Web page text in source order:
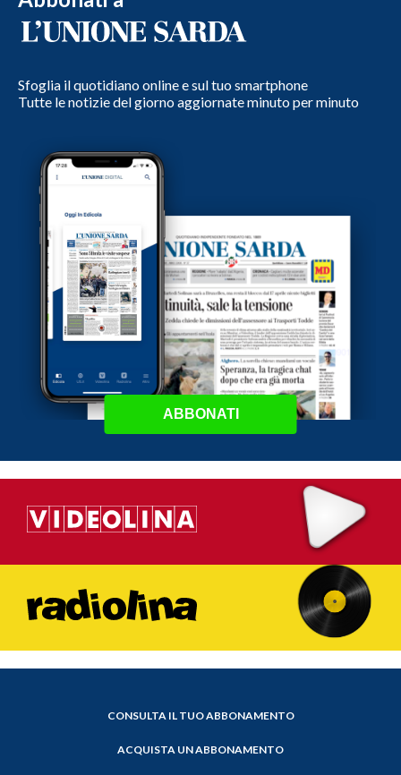
Sfoglia il quotidiano online e sul tuo smartphone
Tutte le notizie del giorno aggiornate minuto per minuto
ABBONATI
CONSULTA IL TUO ABBONAMENTO
ACQUISTA UN ABBONAMENTO